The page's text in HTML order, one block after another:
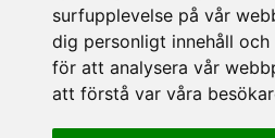
surfupplevelse på vår
dig personligt innehåll och
för att analysera vår
att förstå var våra